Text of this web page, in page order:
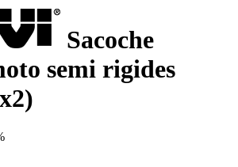
Sacoche
semi rigides